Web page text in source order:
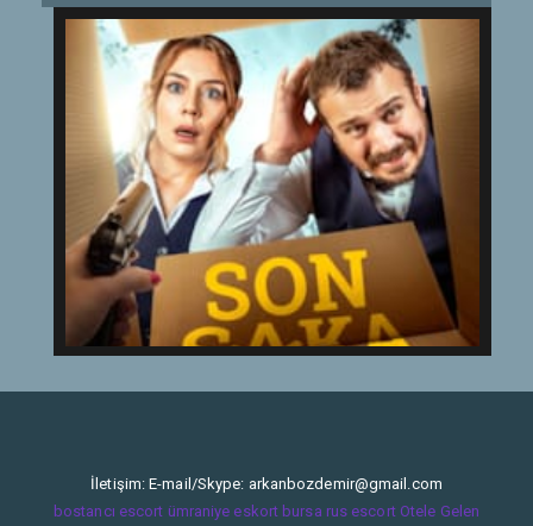
Yusuf’un da katıldığı bu yolculuk sırasında, üçlü; jandarma
komutanı, mafyatik Erol ve otel müdürü Derya’nın yer aldığı
karmaşık bir serüvenin ortasına düşer.
2020
İletişim: E-mail/Skype: arkanbozdemir@gmail.com
bostancı escort ümraniye eskort bursa rus escort Otele Gelen